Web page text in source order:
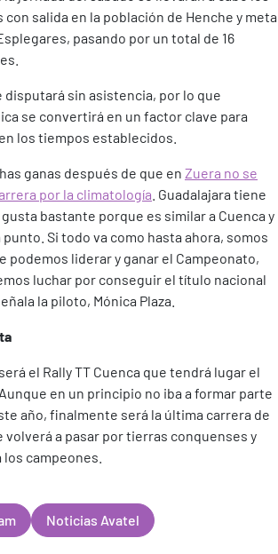
salida en la población de Henche y meta
pasando por un total de 16
disputará sin asistencia, por lo que
se convertirá en un factor clave para
los tiempos establecidos.
ganas después de que en Zuera no se
por la climatología . Guadalajara tiene
bastante porque es similar a Cuenca y
Si todo va como hasta ahora, somos
podemos liderar y ganar el Campeonato,
luchar por conseguir el título nacional
la piloto, Mónica Plaza.
el Rally TT Cuenca que tendrá lugar el
en un principio no iba a formar parte
año, finalmente será la última carrera de
volverá a pasar por tierras conquenses y
campeones.
Noticias Avatel